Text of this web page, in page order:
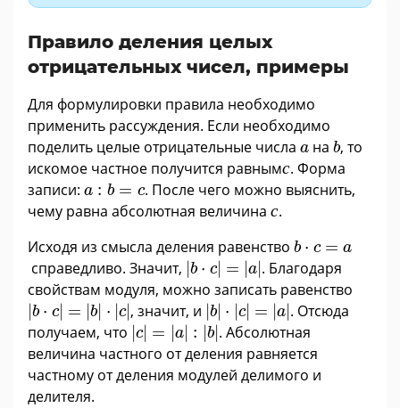
Правило деления целых
отрицательных чисел, примеры
Для формулировки правила необходимо
применить рассуждения. Если необходимо
поделить целые отрицательные числа a
a на b
b, то
искомое частное получится равнымс
с. Форма
записи: a : b = c
a b=
. После чего можно выяснить,
чему равна абсолютная величина с
с.
Исходя из смысла деления равенство b ⋅ c = a
b c=
справедливо. Значит, b ⋅ c| = |a
|b·c|=|a|. Благодаря
свойствам модуля, можно записать равенство
b ⋅ c| = |b ⋅ c|
|b·c|=|b|·|c|, значит, и b| ⋅ c| = |a
|b|·|c|=|a|
. Отсюда
получаем, что c| = a| : b|
|c|= |a|:|b|. Абсолютная
величина частного от деления равняется
частному от деления модулей делимого и
делителя.